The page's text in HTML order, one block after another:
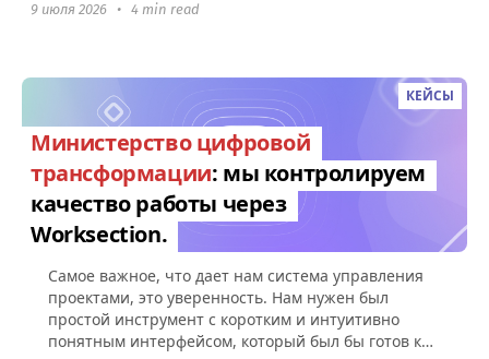
9 июля 2026 • 4 min read
КЕЙСЫ
Министерство цифровой
трансформации: мы контролируем
качество работы через
Worksection.
Самое важное, что дает нам система управления
проектами, это уверенность. Нам нужен был
простой инструмент с коротким и интуитивно
понятным интерфейсом, который был бы готов к